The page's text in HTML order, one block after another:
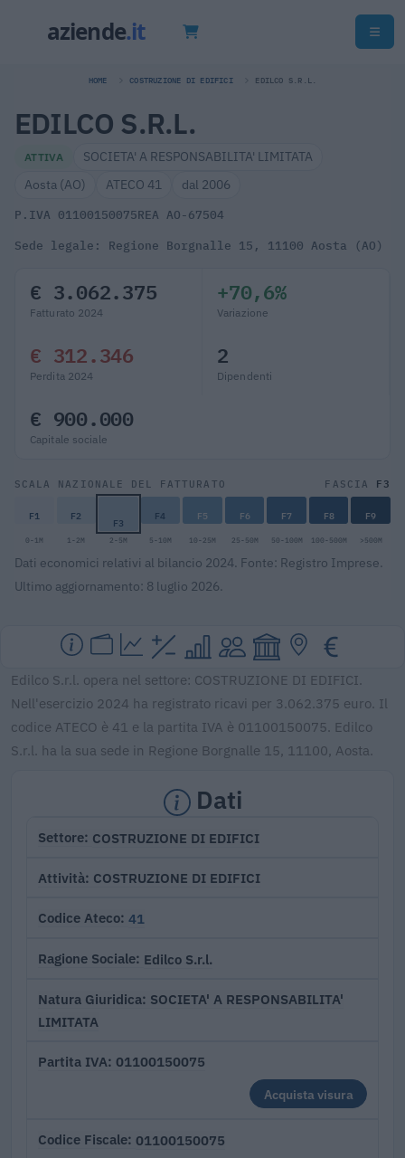
HOME COSTRUZIONE DI EDIFICI EDILCO S.R.L.
EDILCO S.R.L.
ATTIVA
SOCIETA' A RESPONSABILITA' LIMITATA
Aosta (AO)
ATECO 41 dal 2006
P.IVA 01100150075REA AO-67504
Sede legale: Regione Borgnalle 15, 11100 Aosta (AO)
€ 3.062.375
Fatturato 2024
+70,6%
Variazione
€ 312.346
Perdita 2024
2
Dipendenti
€ 900.000
Capitale sociale
SCALA NAZIONALE DEL FATTURATO FASCIA F3
F1 F2 F3 F4 F5 F6 F7 F8 F9
0-1M 1-2M 2-5M 5-10M 10-25M 25-50M 50-100M 100-500M >500M
Dati economici relativi al bilancio 2024. Fonte: Registro Imprese.
Ultimo aggiornamento: 8 luglio 2026.
Edilco S.r.l. opera nel settore: COSTRUZIONE DI EDIFICI.
Nell'esercizio 2024 ha registrato ricavi per 3.062.375 euro. Il
codice ATECO è 41 e la partita IVA è 01100150075. Edilco
S.r.l. ha la sua sede in Regione Borgnalle 15, 11100, Aosta.
Dati
Settore COSTRUZIONE DI EDIFICI
Attività COSTRUZIONE DI EDIFICI
Codice Ateco 41
Ragione Sociale Edilco S.r.l.
Natura Giuridica SOCIETA' A RESPONSABILITA'
LIMITATA
Partita IVA 01100150075
Acquista visura
Codice Fiscale 01100150075